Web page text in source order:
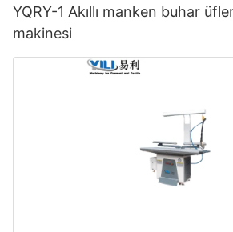
YQRY-1 Akıllı manken buhar
makinesi